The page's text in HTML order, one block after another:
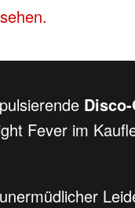
Fever im